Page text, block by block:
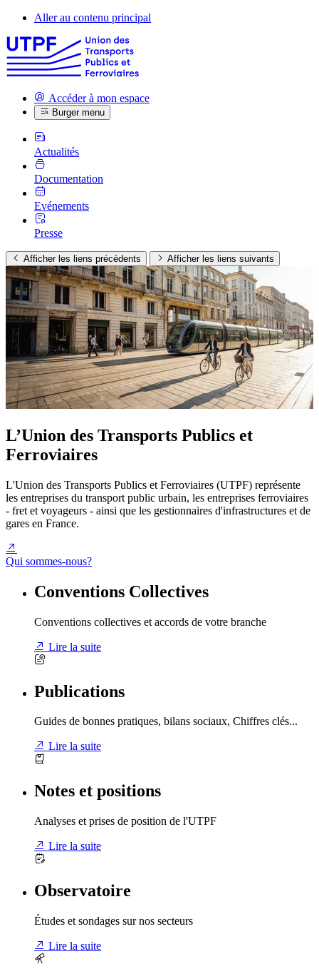
Aller au contenu principal
Accéder à mon espace
Burger menu
Actualités
Documentation
Evénements
Presse
Afficher les liens précédents Afficher les liens suivants
L’Union des Transports Publics et
Ferroviaires
L'Union des Transports Publics et Ferroviaires (UTPF) représente
les entreprises du transport public urbain, les entreprises ferroviaires
- fret et voyageurs - ainsi que les gestionnaires d'infrastructures et de
gares en France.
Qui sommes-nous?
Conventions Collectives
Conventions collectives et accords de votre branche
Lire la suite
Publications
Guides de bonnes pratiques, bilans sociaux, Chiffres clés...
Lire la suite
Notes et positions
Analyses et prises de position de l'UTPF
Lire la suite
Observatoire
Études et sondages sur nos secteurs
Lire la suite